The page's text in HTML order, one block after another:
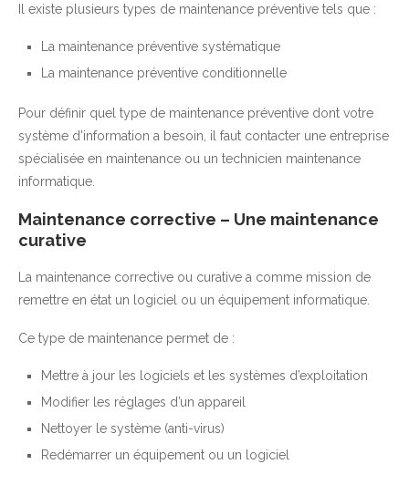
Il existe plusieurs types de maintenance préventive tels que :
La maintenance préventive systématique
La maintenance préventive conditionnelle
Pour définir quel type de maintenance préventive dont votre
système d’information a besoin, il faut contacter une entreprise
spécialisée en maintenance ou un technicien maintenance
informatique.
Maintenance corrective – Une maintenance
curative
La maintenance corrective ou curative a comme mission de
remettre en état un logiciel ou un équipement informatique.
Ce type de maintenance permet de :
Mettre à jour les logiciels et les systèmes d’exploitation
Modifier les réglages d’un appareil
Nettoyer le système (anti-virus)
Redémarrer un équipement ou un logiciel